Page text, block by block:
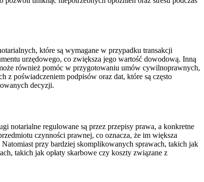
które są wymagane w przypadku transakcji
urzędowego, co zwiększa jego wartość dowodową. Inną
również pomóc w przygotowaniu umów cywilnoprawnych,
z poświadczeniem podpisów oraz dat, które są często
decyzji.
notarialne regulowane są przez przepisy prawa, a konkretne
czynności prawnej, co oznacza, że im większa
przy bardziej skomplikowanych sprawach, takich jak
takich jak opłaty skarbowe czy koszty związane z